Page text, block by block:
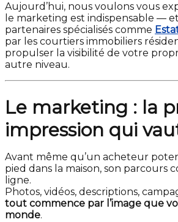
Aujourd’hui, nous voulons vous
le marketing est indispensable —
partenaires spécialisés comme
par les courtiers immobiliers
propulser la visibilité de votre
autre niveau.
Le marketing : la
impression qui
Avant même qu’un acheteur
pied dans la maison, son parcours
ligne.
Photos, vidéos, descriptions,
tout commence par l’image que
monde.